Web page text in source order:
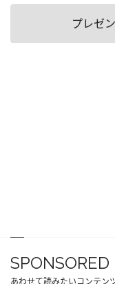
プレゼ
SPONSORED
あわせて読みたいコンテン